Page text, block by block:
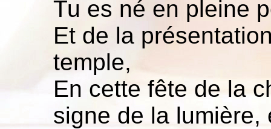
Tu es né en pleine
Et de la
temple,
En cette fête de la
signe de la lumière,